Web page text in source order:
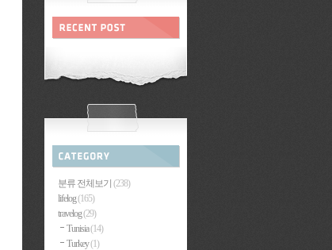
분류 전체보기 (238)
lifelog(165)
travelog(29)
Tunisia(14)
Turkey(1)